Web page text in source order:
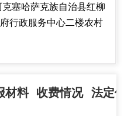
塞哈萨克族自治县红柳
行政服务中心二楼农村
材料 收费情况 法定